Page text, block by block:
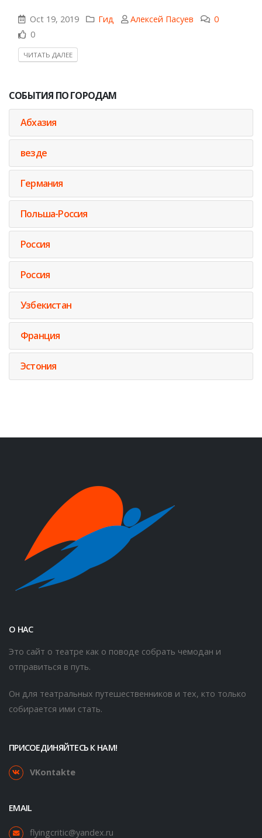
Oct 19, 2019 Гид Алексей Пасуев
0
0
ЧИТАТЬ ДАЛЕЕ
СОБЫТИЯ ПО ГОРОДАМ
Абхазия
везде
Германия
Польша-Россия
Россия
Россия
Узбекистан
Франция
Эстония
О НАС
Это сайт о театре как о поводе собрать чемодан и
отправиться в путь.
Он для театральных путешественников и тех, кто только
собирается ими стать.
ПРИСОЕДИНЯЙТЕСЬ К НАМ!
VKontakte
EMAIL
flyingcritic@yandex.ru